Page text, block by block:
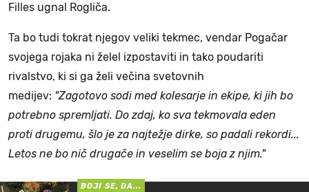
Filles ugnal Rogliča.
Ta bo tudi tokrat njegov veliki tekmec, vendar Pogačar
svojega rojaka ni želel izpostaviti in tako poudariti
rivalstvo, ki si ga želi večina svetovnih
medijev: "Zagotovo sodi med kolesarje in ekipe, ki jih bo
potrebno spremljati. Do zdaj, ko sva tekmovala eden
proti drugemu, šlo je za najtežje dirke, so padali rekordi...
Letos ne bo nič drugače in veselim se boja z njim."
BOJI SE, DA...